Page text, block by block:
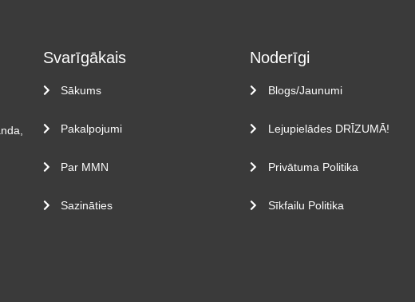
Svarīgākais
Sākums
Pakalpojumi
Par MMN
Sazināties
Noderīgi
Blogs/Jaunumi
Lejupielādes DRĪZUMĀ!
Privātuma Politika
Sīkfailu Politika